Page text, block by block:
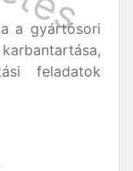
a gyártósori
feladatok